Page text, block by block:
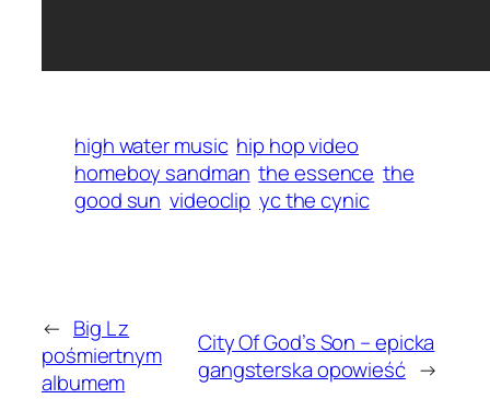
high water music hip hop video
homeboy sandman the essence the
good sun videoclip yc the cynic
← Big L z
pośmiertnym
albumem
City Of God’s Son – epicka
gangsterska opowieść →